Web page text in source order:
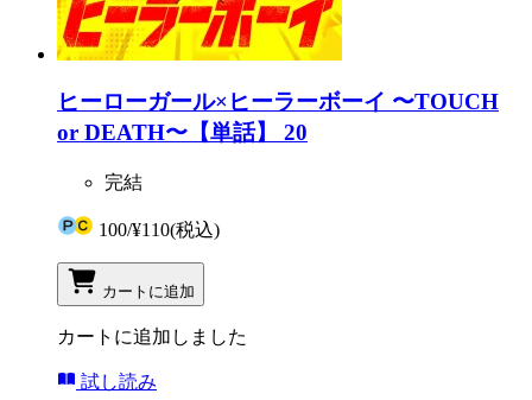
ヒーローガール×ヒーラーボーイ 〜TOUCH
or DEATH〜【単話】 20
完結
100/¥110(税込)
カートに追加
カートに追加しました
試し読み